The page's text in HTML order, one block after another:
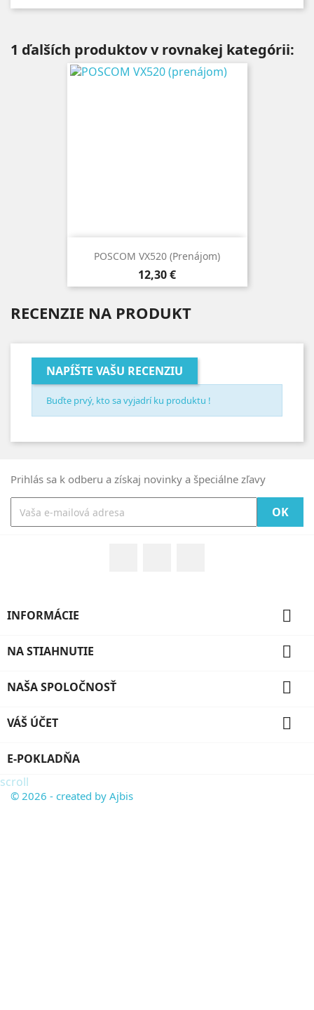
1 ďalších produktov v rovnakej kategórii:
POSCOM VX520 (prenájom)
Cena
12,30 €
RECENZIE NA PRODUKT
NAPÍŠTE VAŠU RECENZIU
Buďte prvý, kto sa vyjadrí ku produktu !
Prihlás sa k odberu a získaj novinky a špeciálne zľavy
INFORMÁCIE 
NA STIAHNUTIE 
NAŠA SPOLOČNOSŤ 
VÁŠ ÚČET 
E-POKLADŇA
scroll
© 2026 - created by Ajbis